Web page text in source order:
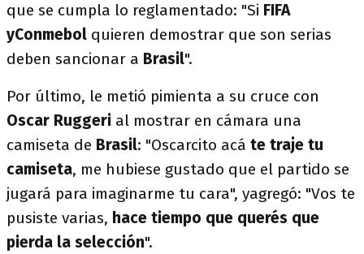
que se cumpla lo reglamentado: "Si FIFA
yConmebol quieren demostrar que son serias
deben sancionar a Brasil".
Por último, le metió pimienta a su cruce con
Oscar Ruggeri al mostrar en cámara una
camiseta de Brasil: "Oscarcito acá te traje tu
camiseta, me hubiese gustado que el partido se
jugará para imaginarme tu cara", yagregó: "Vos te
pusiste varias, hace tiempo que querés que
pierda la selección".